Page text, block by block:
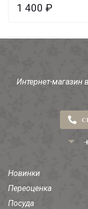
1 400 ₽
Интернет-магазин
Новинки
Переоценка
Посуда